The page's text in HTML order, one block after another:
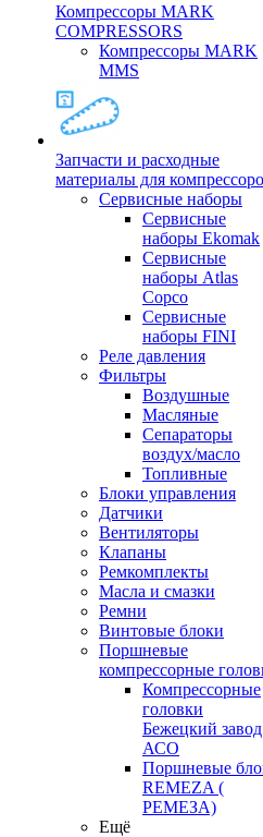
Компрессоры MARK
COMPRESSORS
Компрессоры MARK
MMS
Запчасти и расходные
материалы для
Cервисные наборы
Сервисные
наборы Ekomak
Cервисные
наборы Atlas
Copco
Сервисные
наборы FINI
Реле давления
Фильтры
Воздушные
Масляные
Сепараторы
воздух/масло
Топливные
Блоки управления
Датчики
Вентиляторы
Клапаны
Ремкомплекты
Масла и смазки
Ремни
Винтовые блоки
Поршневые
компрессорные
Компрессорные
головки
Бежецкий завод
АСО
Поршневые
REMEZA (
РЕМЕЗА)
Ещё